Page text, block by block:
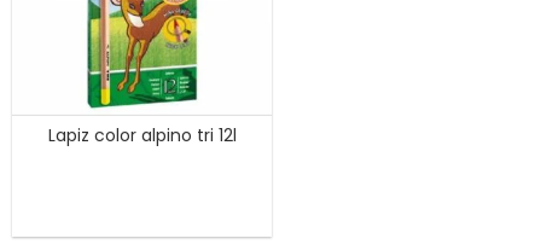
Lapiz color alpino tri 12l